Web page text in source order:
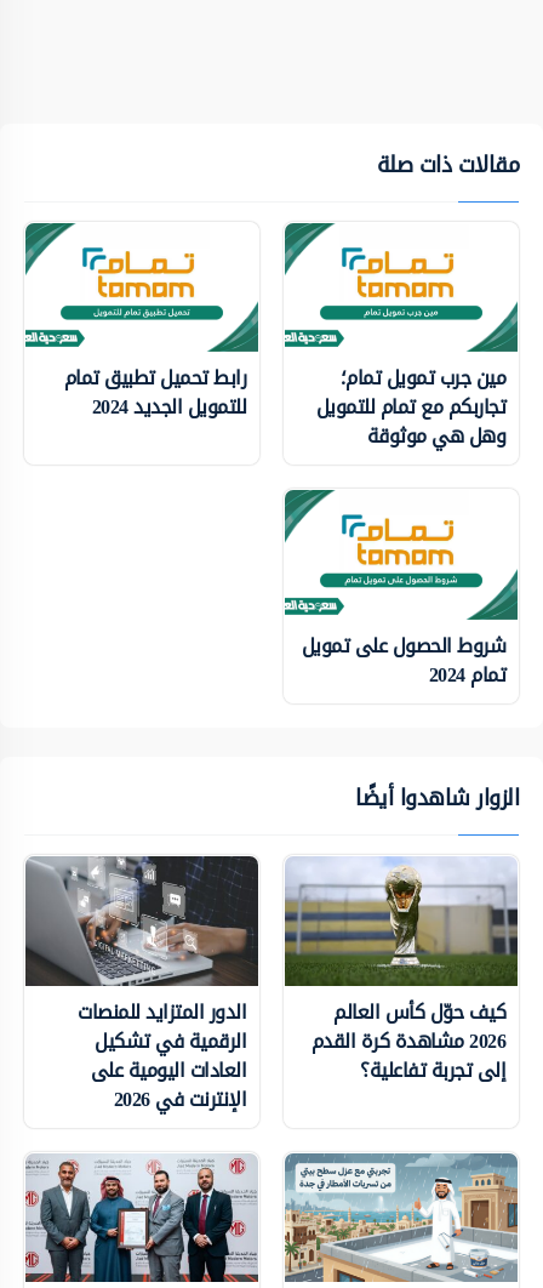
مقالات ذات صلة
مين جرب تمويل تمام؛
تجاربكم مع تمام للتمويل
وهل هي موثوقة
رابط تحميل تطبيق تمام
للتمويل الجديد 2024
شروط الحصول على تمويل
تمام 2024
الزوار شاهدوا أيضًا
كيف حوّل كأس العالم
2026 مشاهدة كرة القدم
إلى تجربة تفاعلية؟
الدور المتزايد للمنصات
الرقمية في تشكيل
العادات اليومية على
الإنترنت في 2026